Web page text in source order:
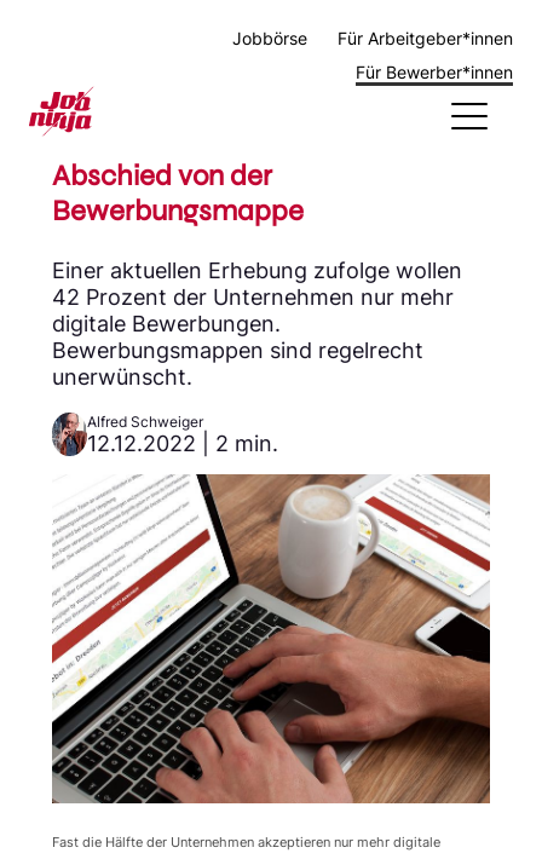
Jobbörse
Für Arbeitgeber*innen
Für Bewerber*innen
Berufsbilder
Über uns
Brutto Netto Rechner
Abschied von der
Bewerbungsmappe
Einer aktuellen Erhebung zufolge wollen
42 Prozent der Unternehmen nur mehr
digitale Bewerbungen.
Bewerbungsmappen sind regelrecht
unerwünscht.
Alfred Schweiger
12.12.2022 | 2 min.
Fast die Hälfte der Unternehmen akzeptieren nur mehr digitale